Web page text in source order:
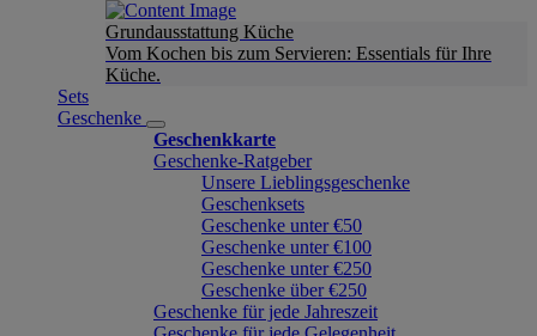
Grundausstattung Küche
Vom Kochen bis zum Servieren: Essentials für Ihre
Küche.
Sets
Geschenke
Geschenkkarte
Geschenke-Ratgeber
Unsere Lieblingsgeschenke
Geschenksets
Geschenke unter €50
Geschenke unter €100
Geschenke unter €250
Geschenke über €250
Geschenke für jede Jahreszeit